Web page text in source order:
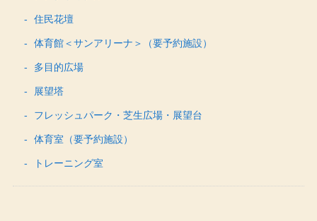
住民花壇
体育館＜サンアリーナ＞（要予約施設）
多目的広場
展望塔
フレッシュパーク・芝生広場・展望台
体育室（要予約施設）
トレーニング室